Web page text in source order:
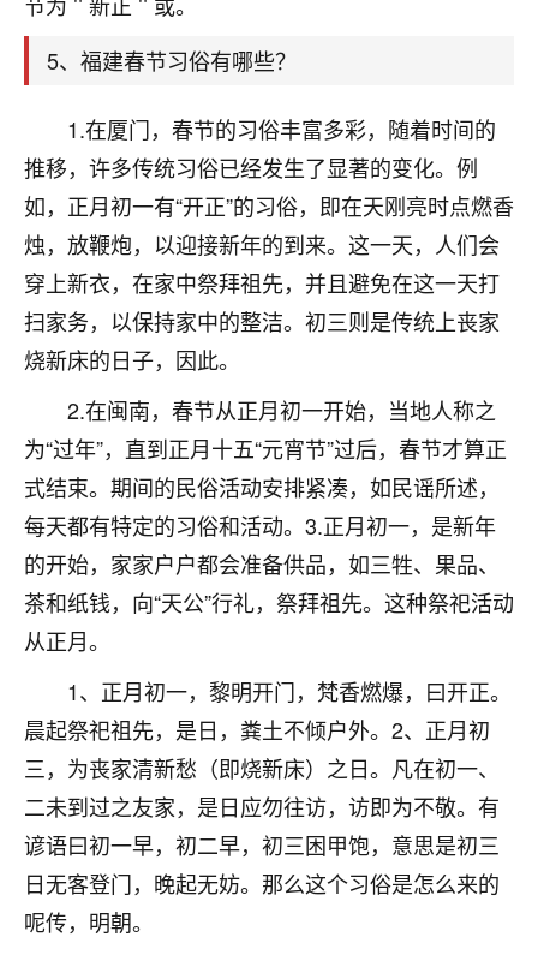
5、福建春节习俗有哪些？
1.在厦门，春节的习俗丰富多彩，随着时间的
推移，许多传统习俗已经发生了显著的变化。例
如，正月初一有“开正”的习俗，即在天刚亮时点燃香
烛，放鞭炮，以迎接新年的到来。这一天，人们会
穿上新衣，在家中祭拜祖先，并且避免在这一天打
扫家务，以保持家中的整洁。初三则是传统上丧家
烧新床的日子，因此。
2.在闽南，春节从正月初一开始，当地人称之
为“过年”，直到正月十五“元宵节”过后，春节才算正
式结束。期间的民俗活动安排紧凑，如民谣所述，
每天都有特定的习俗和活动。3.正月初一，是新年
的开始，家家户户都会准备供品，如三牲、果品、
茶和纸钱，向“天公”行礼，祭拜祖先。这种祭祀活动
从正月。
1、正月初一，黎明开门，梵香燃爆，曰开正。
晨起祭祀祖先，是日，粪土不倾户外。2、正月初
三，为丧家清新愁（即烧新床）之日。凡在初一、
二未到过之友家，是日应勿往访，访即为不敬。有
谚语曰初一早，初二早，初三困甲饱，意思是初三
日无客登门，晚起无妨。那么这个习俗是怎么来的
呢传，明朝。
后，我以为都没戏了，结果开年一上班，开会提拔升
3000，非常开心，无论如何，感恩感谢！🙏🏻
鹿森：恭喜升职加薪！！，请客吗？�
12小时前 来自北京 32
心心相印
我身体不太好，总是病病殃殃的，去检查又没什么大
问题，反正就是不舒服。中医西医看遍了，找不到问
题，后来无意中看到有人推荐慧来老师，跟老师聊过
之后，心情豁然开朗，也听老师建议，处理了一些因
果问题。今年以来，身体比以前好多，主要是心情好
了，老师说境随心转，现在深有体会了。
鹿森：是的，其实跟老师聊过之后，最大的感
触，首先就是心态会变好，万般皆是命，半点
不由人！
1天前 来自四川 9
我也想找老师看看，有没有人给个联系方式的啊？
鹿森：慧来老师微信：gjsy0624
1天前 来自江西 12
青春168
我也想要，我也想要！
2天前 来自山西